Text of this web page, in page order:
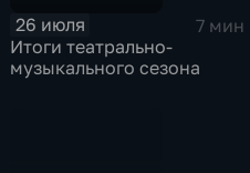
26 июля
7 мин
Итоги театрально-
музыкального сезона